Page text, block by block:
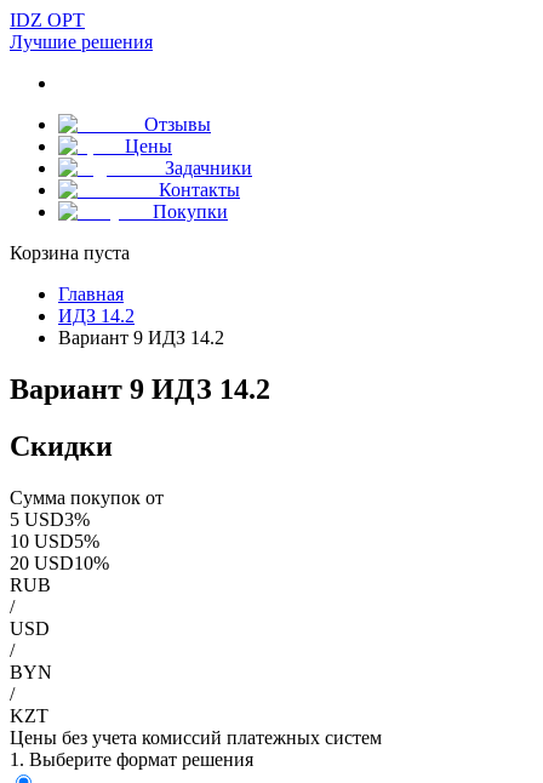
IDZ OPT
Лучшие решения
Отзывы
Цены
Задачники
Контакты
Покупки
Корзина пуста
Главная
ИДЗ 14.2
Вариант 9 ИДЗ 14.2
Вариант 9 ИДЗ 14.2
Скидки
Сумма покупок от
5 USD3%
10 USD5%
20 USD10%
RUB
/
USD
/
BYN
/
KZT
Цены без учета комиссий платежных систем
1. Выберите формат решения